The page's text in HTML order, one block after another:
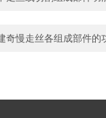
奇慢走丝各组成部件的